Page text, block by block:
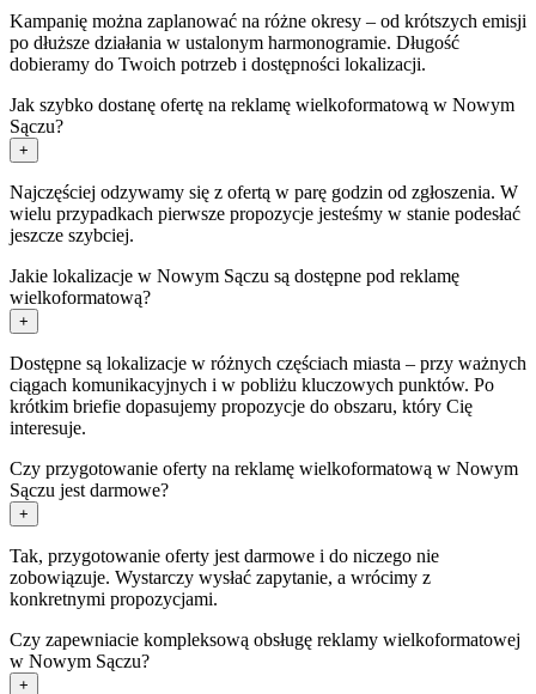
Kampanię można zaplanować na różne okresy – od krótszych emisji
po dłuższe działania w ustalonym harmonogramie. Długość
dobieramy do Twoich potrzeb i dostępności lokalizacji.
Jak szybko dostanę ofertę na reklamę wielkoformatową w Nowym
Sączu?
+
Najczęściej odzywamy się z ofertą w parę godzin od zgłoszenia. W
wielu przypadkach pierwsze propozycje jesteśmy w stanie podesłać
jeszcze szybciej.
Jakie lokalizacje w Nowym Sączu są dostępne pod reklamę
wielkoformatową?
+
Dostępne są lokalizacje w różnych częściach miasta – przy ważnych
ciągach komunikacyjnych i w pobliżu kluczowych punktów. Po
krótkim briefie dopasujemy propozycje do obszaru, który Cię
interesuje.
Czy przygotowanie oferty na reklamę wielkoformatową w Nowym
Sączu jest darmowe?
+
Tak, przygotowanie oferty jest darmowe i do niczego nie
zobowiązuje. Wystarczy wysłać zapytanie, a wrócimy z
konkretnymi propozycjami.
Czy zapewniacie kompleksową obsługę reklamy wielkoformatowej
w Nowym Sączu?
+